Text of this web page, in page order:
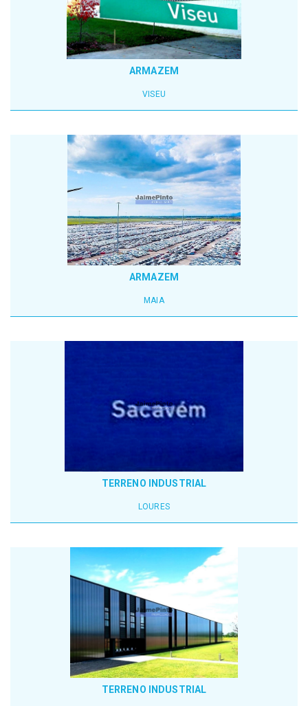
ARMAZEM
VISEU
ARMAZEM
MAIA
TERRENO INDUSTRIAL
LOURES
TERRENO INDUSTRIAL